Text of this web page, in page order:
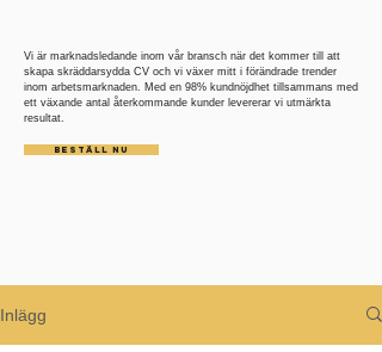
Vi är marknadsledande inom vår bransch när det kommer till att
skapa skräddarsydda CV och vi växer mitt i förändrade trender
inom arbetsmarknaden. Med en 98% kundnöjdhet tillsammans med
ett växande antal återkommande kunder levererar vi utmärkta
resultat.
BESTÄLL NU
Inlägg